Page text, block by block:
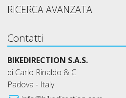
RICERCA AVANZATA
Contatti
BIKEDIRECTION S.A.S.
di Carlo Rinaldo & C.
Padova - Italy